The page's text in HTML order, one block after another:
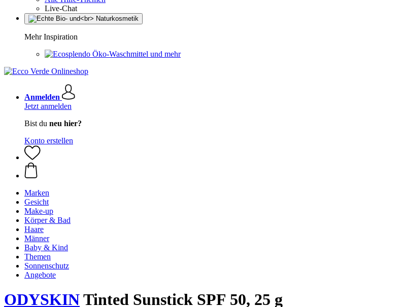
Live-Chat
Mehr Inspiration
Öko-Waschmittel und mehr
Anmelden
Jetzt anmelden
Bist du neu hier?
Konto erstellen
Marken
Gesicht
Make-up
Körper & Bad
Haare
Männer
Baby & Kind
Themen
Sonnenschutz
Angebote
ODYSKINTinted Sunstick SPF 50, 25 g